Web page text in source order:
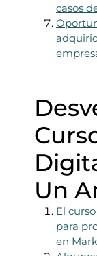
casos
Un
El
para
en